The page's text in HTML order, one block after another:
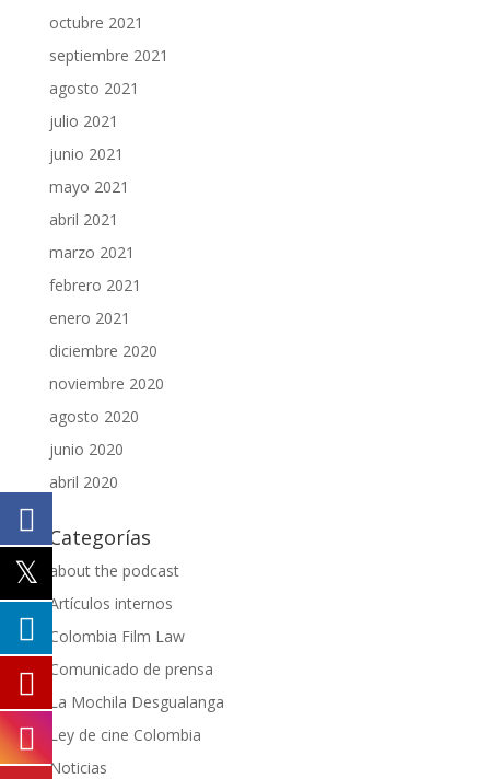
octubre 2021
septiembre 2021
agosto 2021
julio 2021
junio 2021
mayo 2021
abril 2021
marzo 2021
febrero 2021
enero 2021
diciembre 2020
noviembre 2020
agosto 2020
junio 2020
abril 2020
Categorías
about the podcast
Artículos internos
Colombia Film Law
Comunicado de prensa
La Mochila Desgualanga
Ley de cine Colombia
Noticias